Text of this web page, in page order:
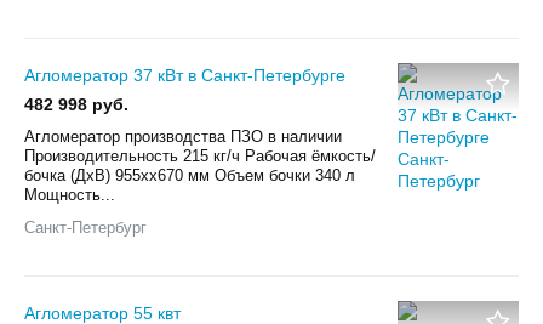
Агломератор 37 кВт в Санкт-Петербурге
482 998 руб.
Агломератор производства ПЗО в наличии
Производительность 215 кг/ч Рабочая ёмкость/
бочка (ДхВ) 955xx670 мм Объем бочки 340 л
Мощность...
Санкт-Петербург
Агломератор 55 квт